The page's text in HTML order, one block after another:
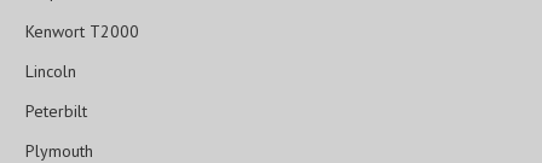
Kenwort T2000
Lincoln
Peterbilt
Plymouth